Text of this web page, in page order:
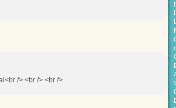
/> <br /> <br />